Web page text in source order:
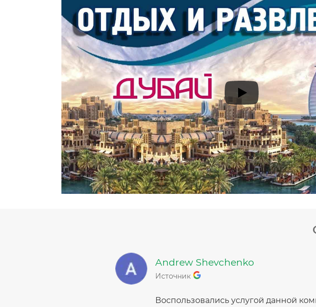
Andrew Shevchenko
Источник
Воспользовались услугой данной